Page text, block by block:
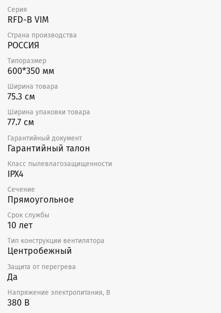
Серия
RFD-B VIM
Страна производства
РОССИЯ
Типоразмер
600*350 мм
Ширина товара
75.3 см
Ширина упаковки товара
77.7 см
Гарантийный документ
Гарантийный талон
Класс пылевлагозащищенности
IPX4
Сечение
Прямоугольное
Срок службы
10 лет
Тип конструкции вентилятора
Центробежный
Защита от перегрева
Да
Напряжение электропитания, В
380 В